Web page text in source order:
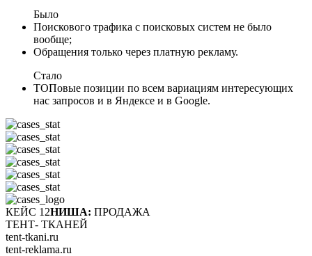
Было
Поискового трафика с поисковых систем не было
вообще;
Обращения только через платную рекламу.
Стало
ТОПовые позиции по всем вариациям интересующих
нас запросов и в Яндексе и в Google.
КЕЙС 12НИША: ПРОДАЖА
ТЕНТ- ТКАНЕЙ
tent-tkani.ru
tent-reklama.ru